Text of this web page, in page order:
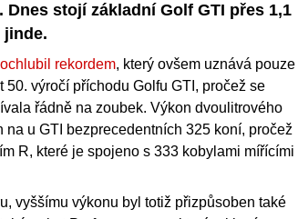
stojí základní Golf GTI přes 1,1
jinde.
rekordem, který ovšem uznává pouze
výročí příchodu Golfu GTI, pročež se
řádně na zoubek. Výkon dvoulitrového
na u GTI bezprecedentních 325 koní, pročež
R, které je spojeno s 333 kobylami mířícími
vyššímu výkonu byl totiž přizpůsoben také